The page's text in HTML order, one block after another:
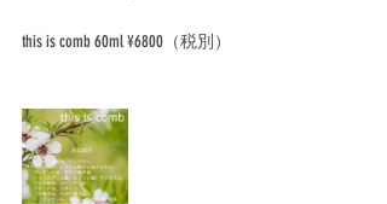
this is comb 60ml ¥6800（税別）﻿